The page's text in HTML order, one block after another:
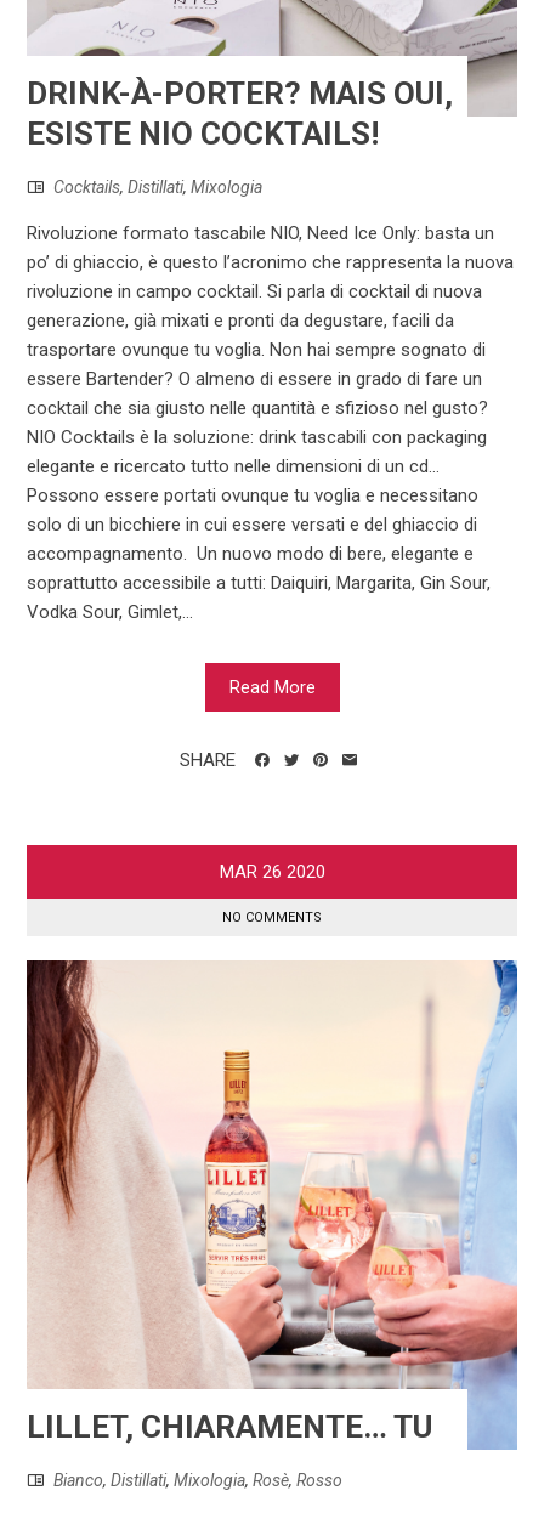
DRINK-À-PORTER? MAIS OUI,
ESISTE NIO COCKTAILS!
Cocktails,Distillati,Mixologia
Rivoluzione formato tascabile NIO, Need Ice Only: basta un
po’ di ghiaccio, è questo l’acronimo che rappresenta la nuova
rivoluzione in campo cocktail. Si parla di cocktail di nuova
generazione, già mixati e pronti da degustare, facili da
trasportare ovunque tu voglia. Non hai sempre sognato di
essere Bartender? O almeno di essere in grado di fare un
cocktail che sia giusto nelle quantità e sfizioso nel gusto?
NIO Cocktails è la soluzione: drink tascabili con packaging
elegante e ricercato tutto nelle dimensioni di un cd…
Possono essere portati ovunque tu voglia e necessitano
solo di un bicchiere in cui essere versati e del ghiaccio di
accompagnamento. Un nuovo modo di bere, elegante e
soprattutto accessibile a tutti: Daiquiri, Margarita, Gin Sour,
Vodka Sour, Gimlet,...
Read More
SHARE
MAR 26 2020
NO COMMENTS
LILLET, CHIARAMENTE… TU
Bianco,Distillati,Mixologia,Rosè,Rosso